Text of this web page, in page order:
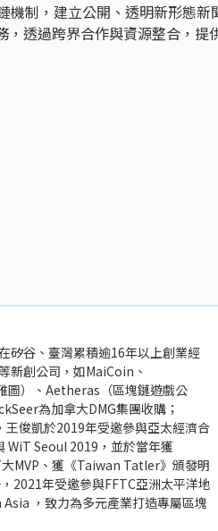
機制，建立公開、透明新形態新
，透過跨界合作與資源整合，提
矽谷、臺灣累積逾16年以上創業經
新創公司，如MaiCoin、
圖）、Aetheras（區塊鏈遊戲公
為加拿大DMG集團收購；
俊凱於2019年受邀參與亞太經濟合
WiT Seoul 2019，並於當年獲
MVP、獲《Taiwan Tatler》頒發明
2021年受邀參與FFTC亞洲太平洋地
，致力為多元產業打造專屬區塊